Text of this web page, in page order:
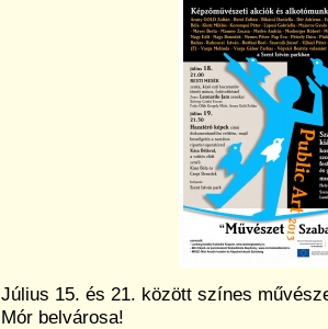
Július 15. és 21. között színes
Mór belvárosa!